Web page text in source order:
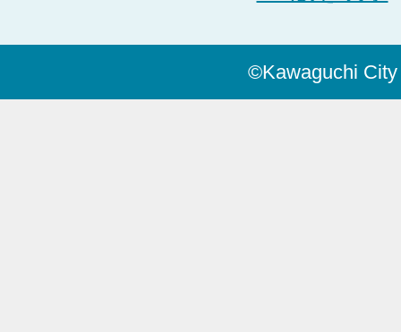
©Kawaguchi City